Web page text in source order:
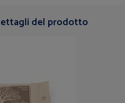
del prodotto